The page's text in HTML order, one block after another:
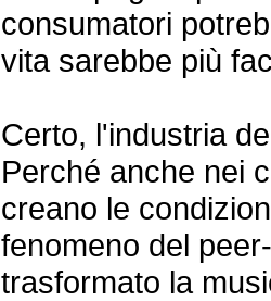
consumatori
vita sarebbe più
Certo, l'industria
Perché anche nei
creano le
fenomeno del
trasformato la